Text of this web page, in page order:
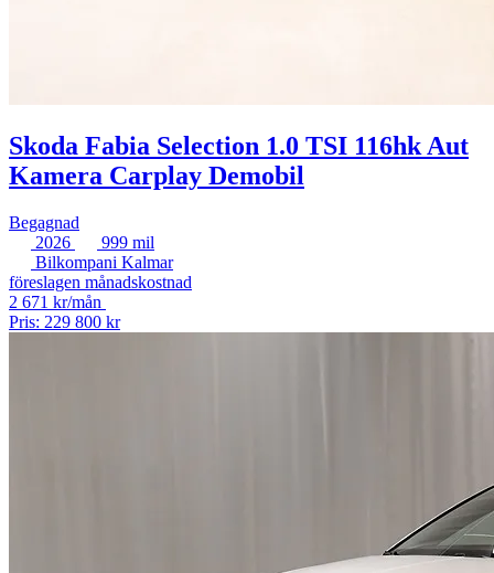
Skoda Fabia Selection 1.0 TSI 116hk Aut
Kamera Carplay Demobil
Begagnad
2026
999 mil
Bilkompani Kalmar
föreslagen månadskostnad
2 671 kr/mån
Pris: 229 800 kr